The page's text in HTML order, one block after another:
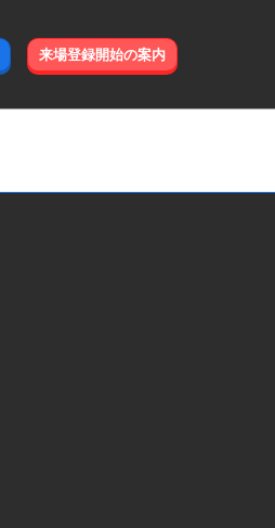
来場登録開始の案内